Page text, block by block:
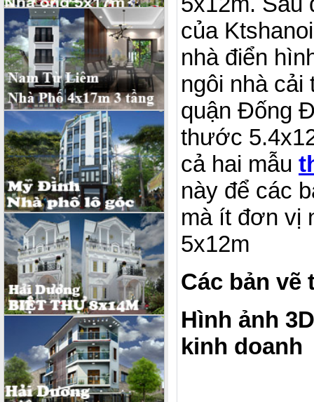
của
nhà điển
ngôi nhà cải
quận Đống
thước
cả hai mẫu
này để các
mà ít đơn vị
5x12m
Các bản vẽ
Hình ảnh
kinh doanh